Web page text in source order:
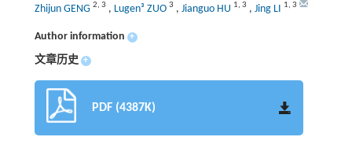
Zhijun GENG 2, 3 , Lugen³ ZUO 3 , Jianguo HU 1, 3 , Jing LI 1, 3
Author information +
文章历史 +
PDF (4387K)